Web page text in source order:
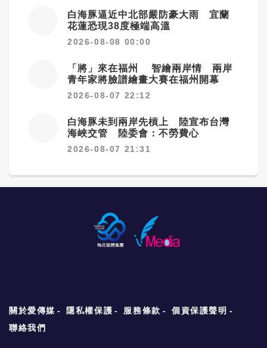
白海豚逼近中北部嚴防豪大雨 宜蘭
花蓮恐現38度極端高溫
2026-08-08 00:00
「將」來在福州 智繪兩岸情 兩岸
青年家將臉譜繪畫大賽在福州開幕
2026-08-07 22:12
白海豚未到兩岸先槓上 陸宣布台灣
海峽交管 陸委會：不勞費心
2026-08-07 21:31
關於愛傳媒 隱私權保護 服務條款
個資保護聲明
聯絡我們